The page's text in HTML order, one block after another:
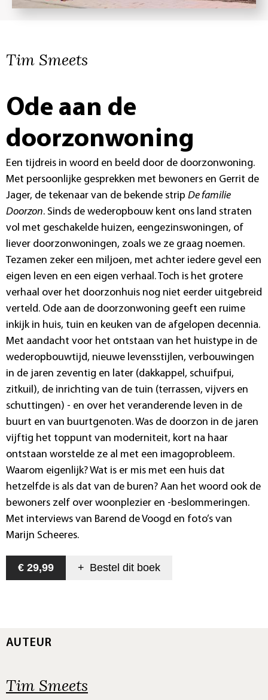
Tim Smeets
Ode aan de
doorzonwoning
Een tijdreis in woord en beeld door de doorzonwoning.
Met persoonlijke gesprekken met bewoners en Gerrit de
Jager, de tekenaar van de bekende strip De familie
Doorzon. Sinds de wederopbouw kent ons land straten
vol met geschakelde huizen, eengezinswoningen, of
liever doorzonwoningen, zoals we ze graag noemen.
Tezamen zeker een miljoen, met achter iedere gevel een
eigen leven en een eigen verhaal. Toch is het grotere
verhaal over het doorzonhuis nog niet eerder uitgebreid
verteld. Ode aan de doorzonwoning geeft een ruime
inkijk in huis, tuin en keuken van de afgelopen decennia.
Met aandacht voor het ontstaan van het huistype in de
wederopbouwtijd, nieuwe levensstijlen, verbouwingen
in de jaren zeventig en later (dakkappel, schuifpui,
zitkuil), de inrichting van de tuin (terrassen, vijvers en
schuttingen) - en over het veranderende leven in de
buurt en van buurtgenoten. Was de doorzon in de jaren
vijftig het toppunt van moderniteit, kort na haar
ontstaan worstelde ze al met een imagoprobleem.
Waarom eigenlijk? Wat is er mis met een huis dat
hetzelfde is als dat van de buren? Aan het woord ook de
bewoners zelf over woonplezier en -beslommeringen.
Met interviews van Barend de Voogd en foto’s van
Marijn Scheeres.
€ 29,99 + Bestel dit boek
AUTEUR
Tim Smeets